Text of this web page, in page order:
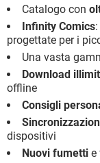
Catalogo con
Infinity Comics
progettate per i
Una vasta
Download
offline
Consigli
dispositivi
Nuovi fumetti e